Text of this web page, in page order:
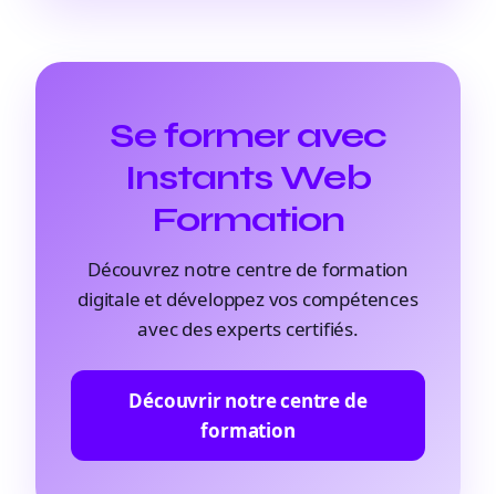
Se former avec
Instants Web
Formation
Découvrez notre centre de formation
digitale et développez vos compétences
avec des experts certifiés.
Découvrir notre centre de
formation